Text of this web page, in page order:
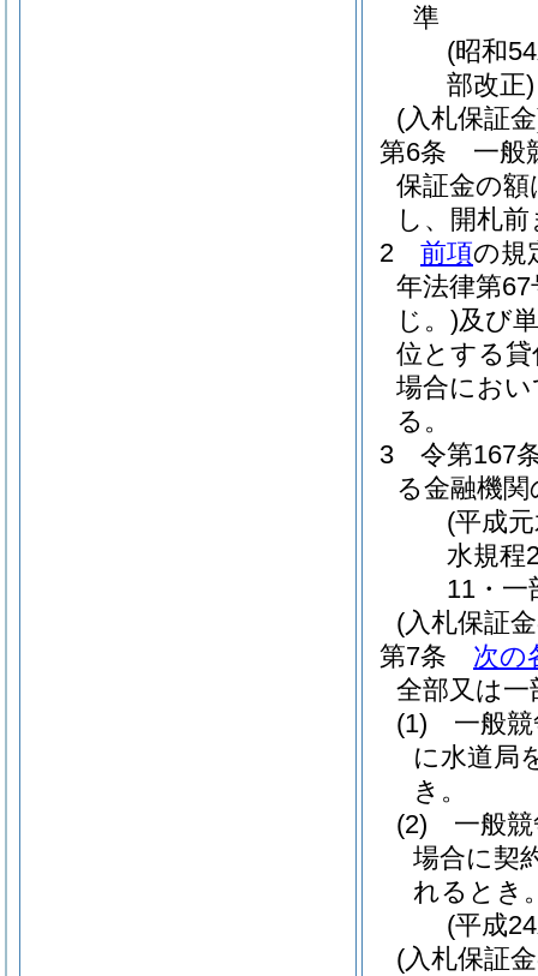
準
(昭和
部改正)
(入札保証
第6条
一般
保証金の
し、開札
2
前項の規
年法律第67
じ。)及び
位とする
場合にお
る。
3
令第167
る金融機
(平成
水規程
11・一
(入札保証
第7条
次の
全部又は
(1)
一般
に水道局
き。
(2)
一般
場合に契
れるとき
(平成
(入札保証